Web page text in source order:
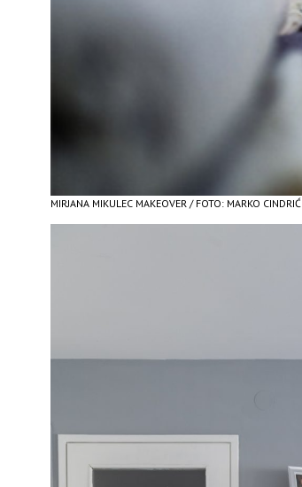
MIRJANA MIKULEC MAKEOVER / FOTO: MARKO CINDRIĆ